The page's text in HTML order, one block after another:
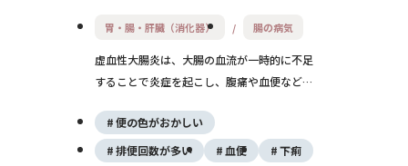
胃・腸・肝臓（消化器） 腸の病気
虚血性大腸炎は、大腸の血流が一時的に不足
することで炎症を起こし、腹痛や血便などの
生しやすく、中高年の女性や便秘傾向の人に
多くみられます。多くは自然軽快しますが、
便の色がおかしい
排便回数が多い
血便
下痢